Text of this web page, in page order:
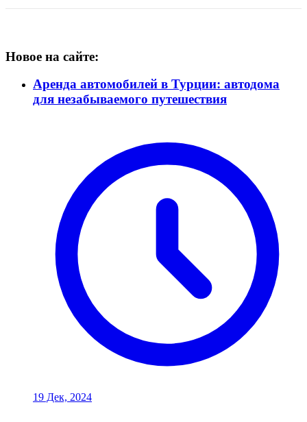
Новое на сайте:
Аренда автомобилей в Турции: автодома
для незабываемого путешествия
19 Дек, 2024